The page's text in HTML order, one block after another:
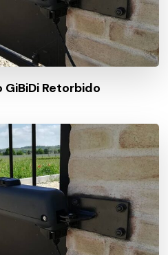
Retorbido